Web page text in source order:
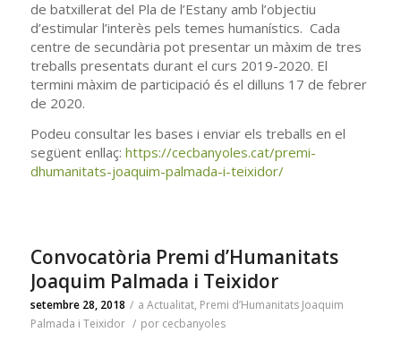
de batxillerat del Pla de l’Estany amb l’objectiu
d’estimular l’interès pels temes humanístics. Cada
centre de secundària pot presentar un màxim de tres
treballs presentats durant el curs 2019-2020. El
termini màxim de participació és el dilluns 17 de febrer
de 2020.
Podeu consultar les bases i enviar els treballs en el
següent enllaç: https://cecbanyoles.cat/premi-
dhumanitats-joaquim-palmada-i-teixidor/
Convocatòria Premi d’Humanitats
Joaquim Palmada i Teixidor
setembre 28, 2018 / a Actualitat, Premi d’Humanitats Joaquim
Palmada i Teixidor / por cecbanyoles